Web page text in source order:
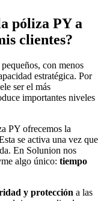
póliza PY a
clientes?
con menos
estratégica. Por
ser el más
importantes niveles
PY ofrecemos la
se activa una vez que
En Solunion nos
algo único: tiempo
y protección a las